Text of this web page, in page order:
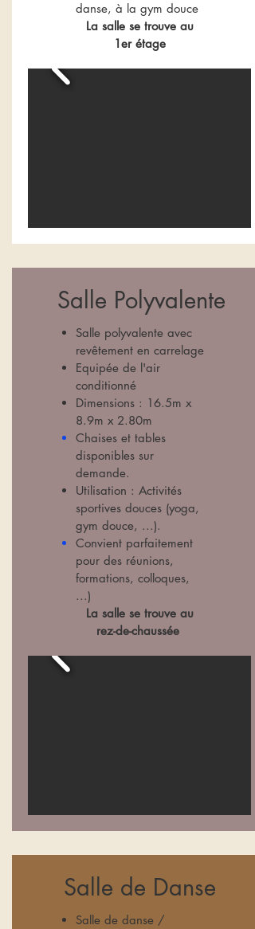
danse, à la gym douce
La salle se trouve au
1er étage
Salle Polyvalente
Salle polyvalente avec
revêtement en carrelage
Equipée de l'air
conditionné
Dimensions : 16.5m x
8.9m x 2.80m
Chaises et tables
disponibles sur
demande.
Utilisation : Activités
sportives douces (yoga,
gym douce, ...).
Convient parfaitement
pour des réunions,
formations, colloques,
...)
La salle se trouve au
rez-de-chaussée
Salle de Danse
Salle de danse /